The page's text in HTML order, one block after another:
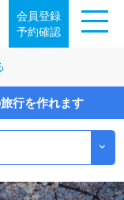
会員登録
予約確認
行を作れます